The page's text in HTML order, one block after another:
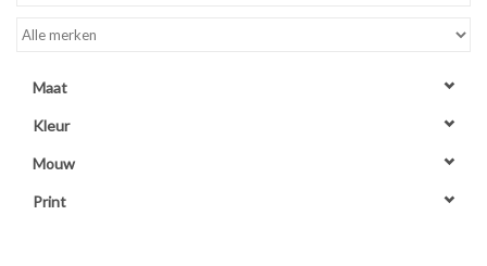
Maat
Kleur
Mouw
Print